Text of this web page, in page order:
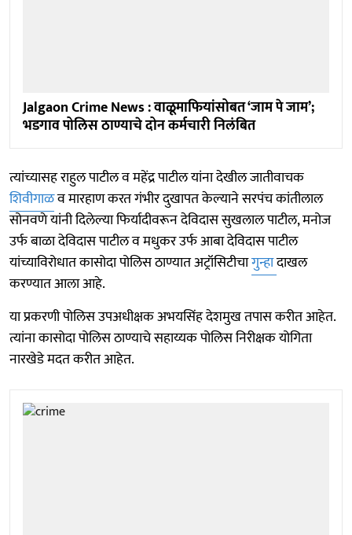
Jalgaon Crime News : वाळूमाफियांसोबत ‘जाम पे जाम’;
भडगाव पोलिस ठाण्याचे दोन कर्मचारी निलंबित
त्यांच्यासह राहुल पाटील व महेंद्र पाटील यांना देखील जातीवाचक
शिवीगाळव मारहाण करत गंभीर दुखापत केल्याने सरपंच कांतीलाल
सोनवणे यांनी दिलेल्या फिर्यादीवरून देविदास सुखलाल पाटील, मनोज
उर्फ बाळा देविदास पाटील व मधुकर उर्फ आबा देविदास पाटील
यांच्याविरोधात कासोदा पोलिस ठाण्यात अट्रॉसिटीचागुन्हादाखल
करण्यात आला आहे.
या प्रकरणी पोलिस उपअधीक्षक अभयसिंह देशमुख तपास करीत आहेत.
त्यांना कासोदा पोलिस ठाण्याचे सहाय्यक पोलिस निरीक्षक योगिता
नारखेडे मदत करीत आहेत.